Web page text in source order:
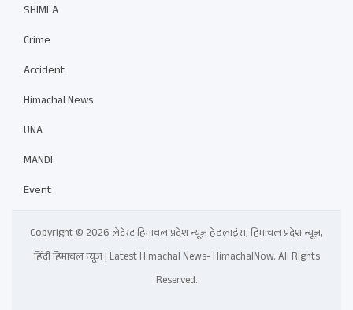
SHIMLA
Crime
Accident
Himachal News
UNA
MANDI
Event
Copyright © 2026 लेटेस्ट हिमाचल प्रदेश न्यूज़ हेडलाइंस, हिमाचल प्रदेश न्यूज़,
हिंदी हिमाचल न्यूज़ | Latest Himachal News- HimachalNow. All Rights
Reserved.